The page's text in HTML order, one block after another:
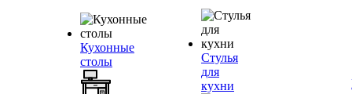
Кухонные
столы
Стулья
для
кухни